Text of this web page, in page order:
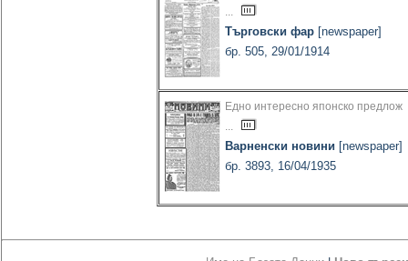
...
Търговски фар [newspaper]
бр. 505, 29/01/1914
Едно интересно японско предлож
...
Варненски новини [newspaper]
бр. 3893, 16/04/1935